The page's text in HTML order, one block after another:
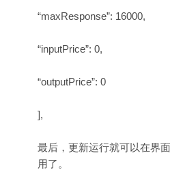
“maxResponse”: 16000,
“inputPrice”: 0,
“outputPrice”: 0
],
最后，更新运行就可以在界
用了。